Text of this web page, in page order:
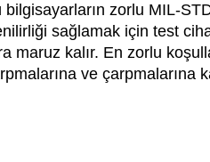
zorlu MIL-
sağlamak için test
maruz kalır. En zorlu
ve çarpmalarına